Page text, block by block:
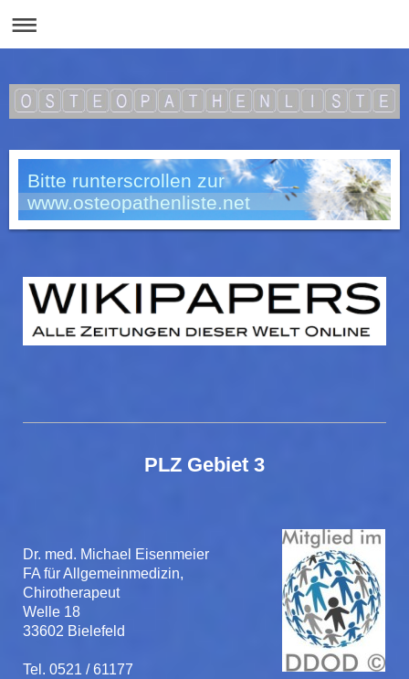
Bitte runterscrollen zur
www.osteopathenliste.net
PLZ Gebiet 3
Dr. med. Michael Eisenmeier
FA für Allgemeinmedizin,
Chirotherapeut
Welle 18
33602 Bielefeld
Tel. 0521 / 61177